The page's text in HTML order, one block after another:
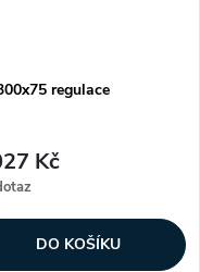
regulace
Kč
DO KOŠÍKU